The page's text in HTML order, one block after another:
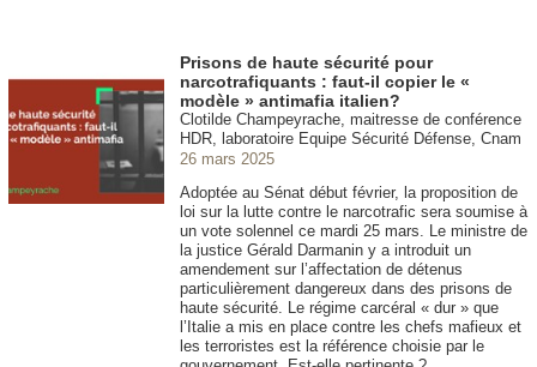
Prisons de haute sécurité pour
narcotrafiquants : faut-il copier le «
modèle » antimafia italien?
Clotilde Champeyrache, maitresse de conférence
HDR, laboratoire Equipe Sécurité Défense, Cnam
26 mars 2025
Adoptée au Sénat début février, la proposition de
loi sur la lutte contre le narcotrafic sera soumise à
un vote solennel ce mardi 25 mars. Le ministre de
la justice Gérald Darmanin y a introduit un
amendement sur l’affectation de détenus
particulièrement dangereux dans des prisons de
haute sécurité. Le régime carcéral « dur » que
l’Italie a mis en place contre les chefs mafieux et
les terroristes est la référence choisie par le